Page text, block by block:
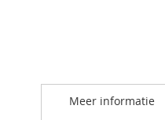
the
imagesMeer informatie